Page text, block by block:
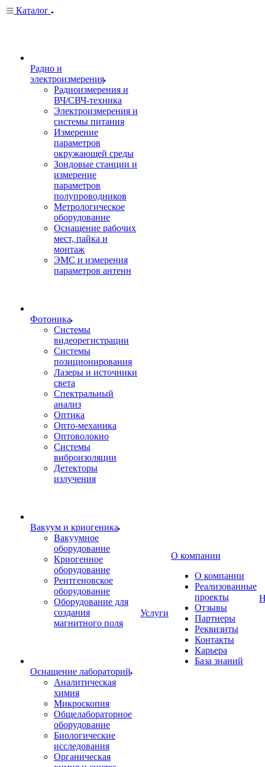
Каталог
Радио и
электроизмерения
Радиоизмерения и
ВЧ/СВЧ-техника
Электроизмерения и
системы питания
Измерение
параметров
окружающей среды
Зондовые станции и
измерение
параметров
полупроводников
Метрологическое
оборудование
Оснащение рабочих
мест, пайка и
монтаж
ЭМС и измерения
параметров антенн
Фотоника
Cистемы
видеорегистрации
Системы
позиционирования
Лазеры и источники
света
Спектральный
анализ
Оптика
Опто-механика
Оптоволокно
Системы
виброизоляции
Детекторы
излучения
Вакуум и криогеника
Вакуумное
оборудование
Криогенное
оборудование
Рентгеновское
оборудование
Оборудование для
создания
магнитного поля
Оснащение лабораторий
Аналитическая
химия
Микроскопия
Общелабораторное
оборудование
Биологические
исследования
Органическая
Услуги
О компании
О компании
Реализованные
проекты
Отзывы
Партнеры
Реквизиты
Контакты
Карьера
База знаний